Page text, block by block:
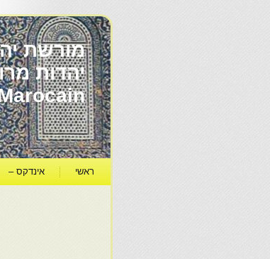
מורשת
ראשי אינדקס –